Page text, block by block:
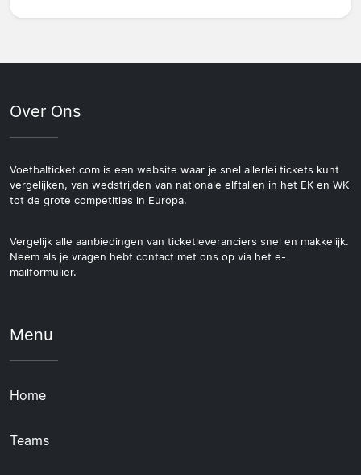
Over Ons
Voetbalticket.com is een website waar je snel allerlei tickets kunt
vergelijken, van wedstrijden van nationale elftallen in het EK en WK
tot de grote competities in Europa.
Vergelijk alle aanbiedingen van ticketleveranciers snel en makkelijk.
Neem als je vragen hebt contact met ons op via het e-
mailformulier.
Menu
Home
Teams